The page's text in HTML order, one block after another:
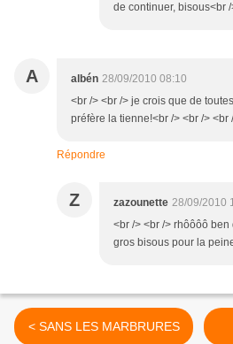
de continuer, bisous<br
A albén 28/09/2010 08:10
<br /> <br /> je crois que de
préfère la tienne!<br /> <br /> <br
Répondre
Z zazounette 28/09/2010
<br /> <br /> rhôôôô
gros bisous pour la
< SANS LES MARBRURES